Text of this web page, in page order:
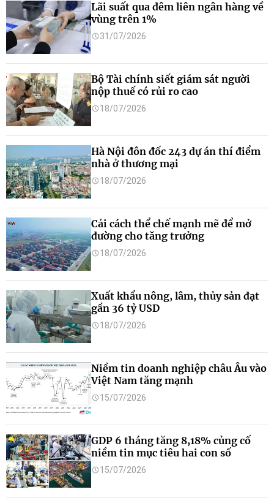
Lãi suất qua đêm liên ngân hàng về
vùng trên 1%
31/07/2026
Bộ Tài chính siết giám sát người
nộp thuế có rủi ro cao
18/07/2026
Hà Nội đôn đốc 243 dự án thí điểm
nhà ở thương mại
18/07/2026
Cải cách thể chế mạnh mẽ để mở
đường cho tăng trưởng
18/07/2026
Xuất khẩu nông, lâm, thủy sản đạt
gần 36 tỷ USD
18/07/2026
Niềm tin doanh nghiệp châu Âu vào
Việt Nam tăng mạnh
15/07/2026
GDP 6 tháng tăng 8,18% củng cố
niềm tin mục tiêu hai con số
15/07/2026